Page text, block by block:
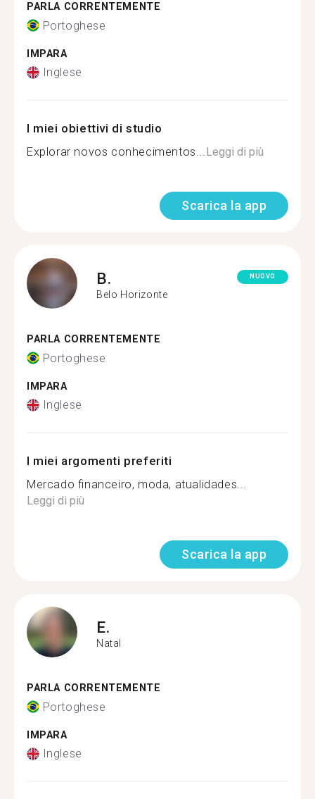
PARLA CORRENTEMENTE
Portoghese
IMPARA
Inglese
I miei obiettivi di studio
Explorar novos conhecimentos...Leggi di più
Scarica la app
B.
Belo Horizonte
NUOVO
PARLA CORRENTEMENTE
Portoghese
IMPARA
Inglese
I miei argomenti preferiti
Mercado financeiro, moda, atualidades...
Leggi di più
Scarica la app
E.
Natal
PARLA CORRENTEMENTE
Portoghese
IMPARA
Inglese